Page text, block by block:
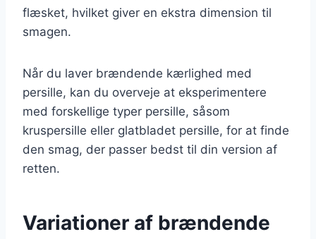
flæsket, hvilket giver en ekstra dimension til
smagen.
Når du laver brændende kærlighed med
persille, kan du overveje at eksperimentere
med forskellige typer persille, såsom
kruspersille eller glatbladet persille, for at finde
den smag, der passer bedst til din version af
retten.
Variationer af brændende